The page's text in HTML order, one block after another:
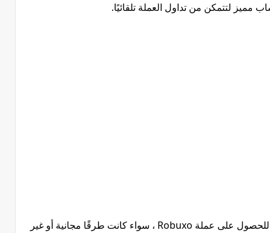
مميز لتتمكن من تداول العملة تلقائيًا.
هناك عدد مختلف من الطرق التي يمكن استخدامها للحصول على عملة Robuxo ، سواء كانت طرقًا مجانية أو غير